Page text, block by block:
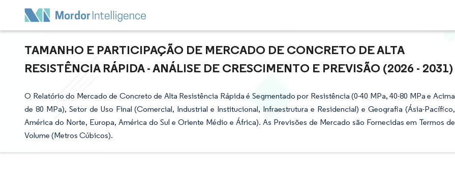
TAMANHO E PARTICIPAÇÃO DE MERCADO DE CONCRETO DE ALTA
RESISTÊNCIA RÁPIDA - ANÁLISE DE CRESCIMENTO E PREVISÃO (2026 - 2031)
O Relatório do Mercado de Concreto de Alta Resistência Rápida é Segmentado por Resistência (0-40 MPa, 40-80 MPa e Acima
de 80 MPa), Setor de Uso Final (Comercial, Industrial e Institucional, Infraestrutura e Residencial) e Geografia (Ásia-Pacífico,
América do Norte, Europa, América do Sul e Oriente Médio e África). As Previsões de Mercado são Fornecidas em Termos de
Volume (Metros Cúbicos).